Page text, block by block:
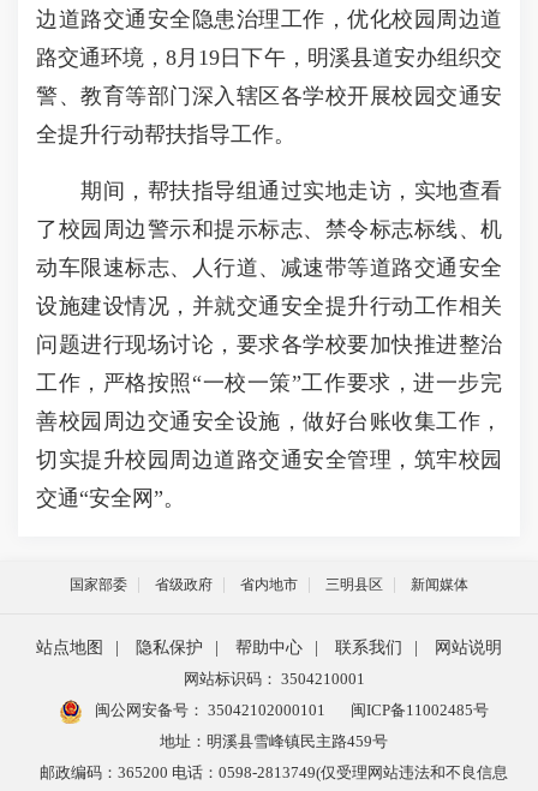
边道路交通安全隐患治理工作，优化校园周边道
路交通环境，8月19日下午，明溪县道安办组织交
警、教育等部门深入辖区各学校开展校园交通安
全提升行动帮扶指导工作。
期间，帮扶指导组通过实地走访，实地查看
了校园周边警示和提示标志、禁令标志标线、机
动车限速标志、人行道、减速带等道路交通安全
设施建设情况，并就交通安全提升行动工作相关
问题进行现场讨论，要求各学校要加快推进整治
工作，严格按照“一校一策”工作要求，进一步完
善校园周边交通安全设施，做好台账收集工作，
切实提升校园周边道路交通安全管理，筑牢校园
交通“安全网”。
国家部委 省级政府 省内地市 三明县区 新闻媒体
站点地图 隐私保护 帮助中心 联系我们
网站说明
网站标识码： 3504210001
闽公网安备号： 35042102000101
闽ICP备11002485号
地址：明溪县雪峰镇民主路459号
邮政编码：365200 电话：0598-2813749(仅受理网站违法和不良信息